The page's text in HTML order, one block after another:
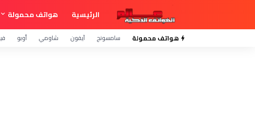
الرئيسية هواتف محمولة
هواتف محمولة سامسونج آيفون شاومي أوبو